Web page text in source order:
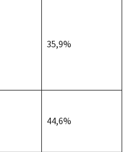
35,9%
44,6%